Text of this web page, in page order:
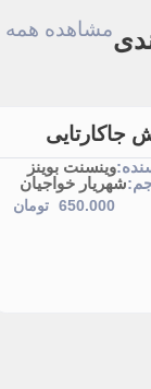
مشاهده همه
جاکارتایی
وینسنت بوینز
شهریار خواجیان
650.000 تومان